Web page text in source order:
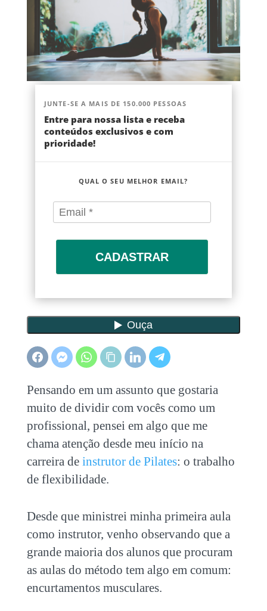
JUNTE-SE A MAIS DE 150.000 PESSOAS
Entre para nossa lista e receba
conteúdos exclusivos e com
prioridade!
QUAL O SEU MELHOR EMAIL?
CADASTRAR
Pensando em um assunto que gostaria
muito de dividir com vocês como um
profissional, pensei em algo que me
chama atenção desde meu início na
carreira de instrutor de Pilates: o trabalho
de flexibilidade.
Desde que ministrei minha primeira aula
como instrutor, venho observando que a
grande maioria dos alunos que procuram
as aulas do método tem algo em comum:
encurtamentos musculares.